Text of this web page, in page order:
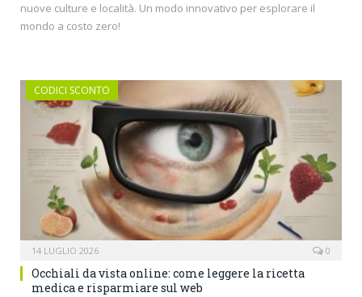
nuove culture e località. Un modo innovativo per esplorare il
mondo a costo zero!
CODICI SCONTO
14 LUGLIO 2026 0
Occhiali da vista online: come leggere la ricetta
medica e risparmiare sul web